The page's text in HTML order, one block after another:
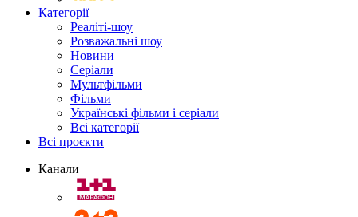
Категорії
Реаліті-шоу
Розважальні шоу
Новини
Серіали
Мультфільми
Фільми
Українські фільми і серіали
Всі категорії
Всі проєкти
Канали